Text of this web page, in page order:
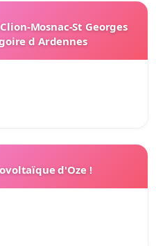
Mosnac-St Georges
d Ardennes
d'Oze !